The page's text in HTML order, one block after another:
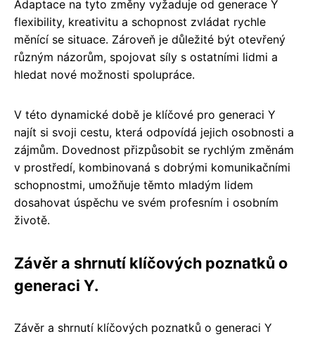
Adaptace na tyto změny vyžaduje od generace Y
flexibility, kreativitu a schopnost zvládat rychle
měnící se situace. Zároveň je důležité být otevřený
různým názorům, spojovat síly s ostatními lidmi a
hledat nové možnosti spolupráce.
V této dynamické době je klíčové pro generaci Y
najít si svoji cestu, která odpovídá jejich osobnosti a
zájmům. Dovednost přizpůsobit se rychlým změnám
v prostředí, kombinovaná s dobrými komunikačními
schopnostmi, umožňuje těmto mladým lidem
dosahovat úspěchu ve svém profesním i osobním
životě.
Závěr a shrnutí klíčových poznatků o
generaci Y.
Závěr a shrnutí klíčových poznatků o generaci Y